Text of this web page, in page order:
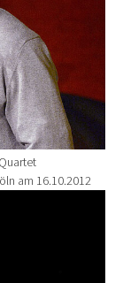
am 16.10.2012